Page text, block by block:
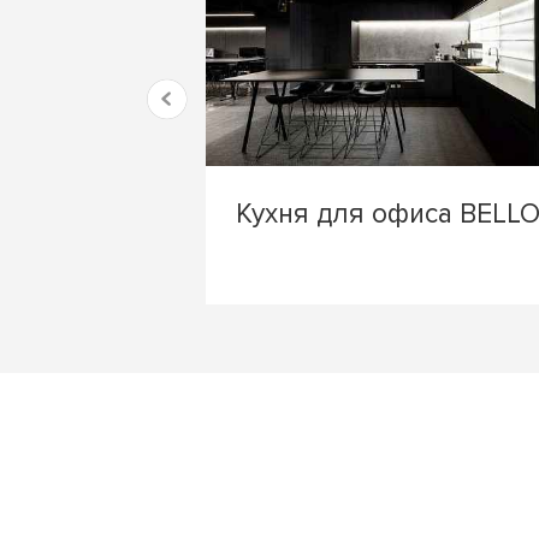
Кухня для офиса